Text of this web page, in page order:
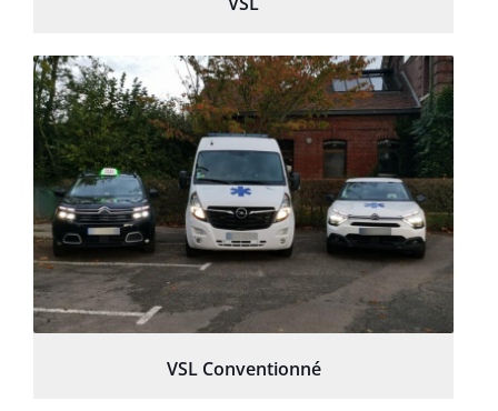
VSL Conventionné